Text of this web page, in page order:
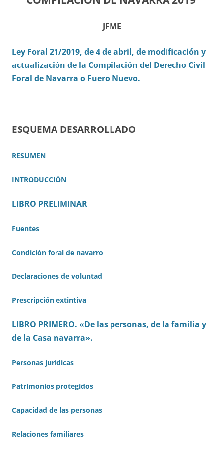
JFME
Ley Foral 21/2019, de 4 de abril, de modificación y
actualización de la Compilación del Derecho Civil
Foral de Navarra o Fuero Nuevo.
ESQUEMA DESARROLLADO
RESUMEN
INTRODUCCIÓN
LIBRO PRELIMINAR
Fuentes
Condición foral de navarro
Declaraciones de voluntad
Prescripción extintiva
LIBRO PRIMERO. «De las personas, de la familia y
de la Casa navarra».
Personas jurídicas
Patrimonios protegidos
Capacidad de las personas
Relaciones familiares